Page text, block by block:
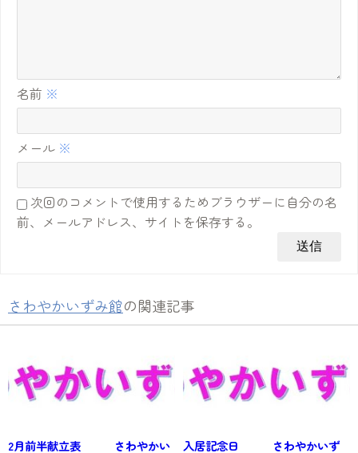
名前 ※
メール ※
次回のコメントで使用するためブラウザーに自分の名
前、メールアドレス、サイトを保存する。
さわやかいずみ館の関連記事
2月前半献立表 さわやかい
入居記念日 さわやかいず